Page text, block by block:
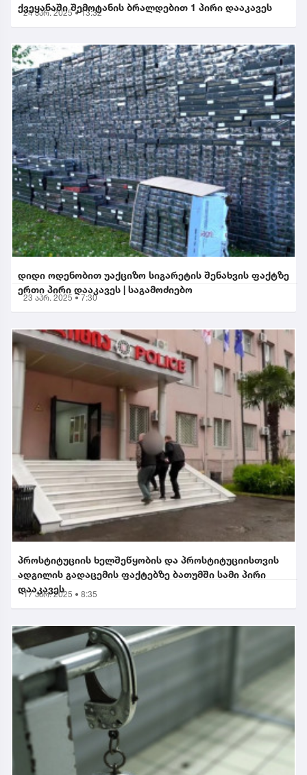
ქვეყანაში შემოტანის ბრალდებით 1 პირი დააკავეს
24 აპრ. 2025 • 13:32
დიდი ოდენობით უაქციზო სიგარეტის შენახვის ფაქტზე
ერთი პირი დააკავეს | საგამოძიებო
23 აპრ. 2025 • 7:30
პროსტიტუციის ხელშეწყობის და პროსტიტუციისთვის
ადგილის გადაცემის ფაქტებზე ბათუმში სამი პირი
დააკავეს
17 აპრ. 2025 • 8:35